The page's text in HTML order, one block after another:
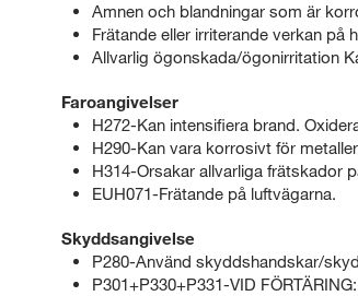
Amnen och blandningar som är
Frätande eller irriterande verkan på
Allvarlig ögonskada/ögonirritation
Faroangivelser
H272-Kan intensifiera brand.
H290-Kan vara korrosivt för
H314-Orsakar allvarliga frätskador
EUH071-Frätande på luftvägarna.
Skyddsangivelse
P280-Använd skyddshandskar/
P301+P330+P331-VID